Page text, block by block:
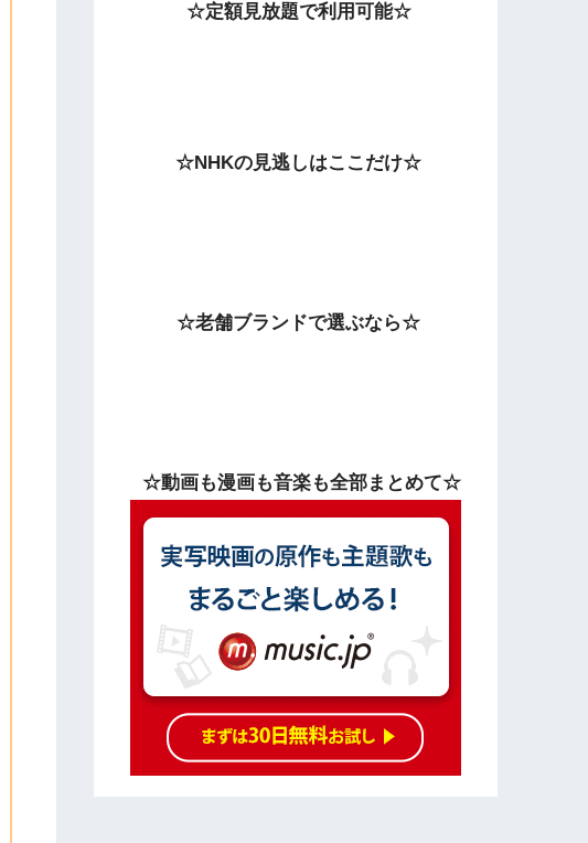
☆定額見放題で利用可能☆
☆NHKの見逃しはここだけ☆
☆老舗ブランドで選ぶなら☆
☆動画も漫画も音楽も全部まとめて☆